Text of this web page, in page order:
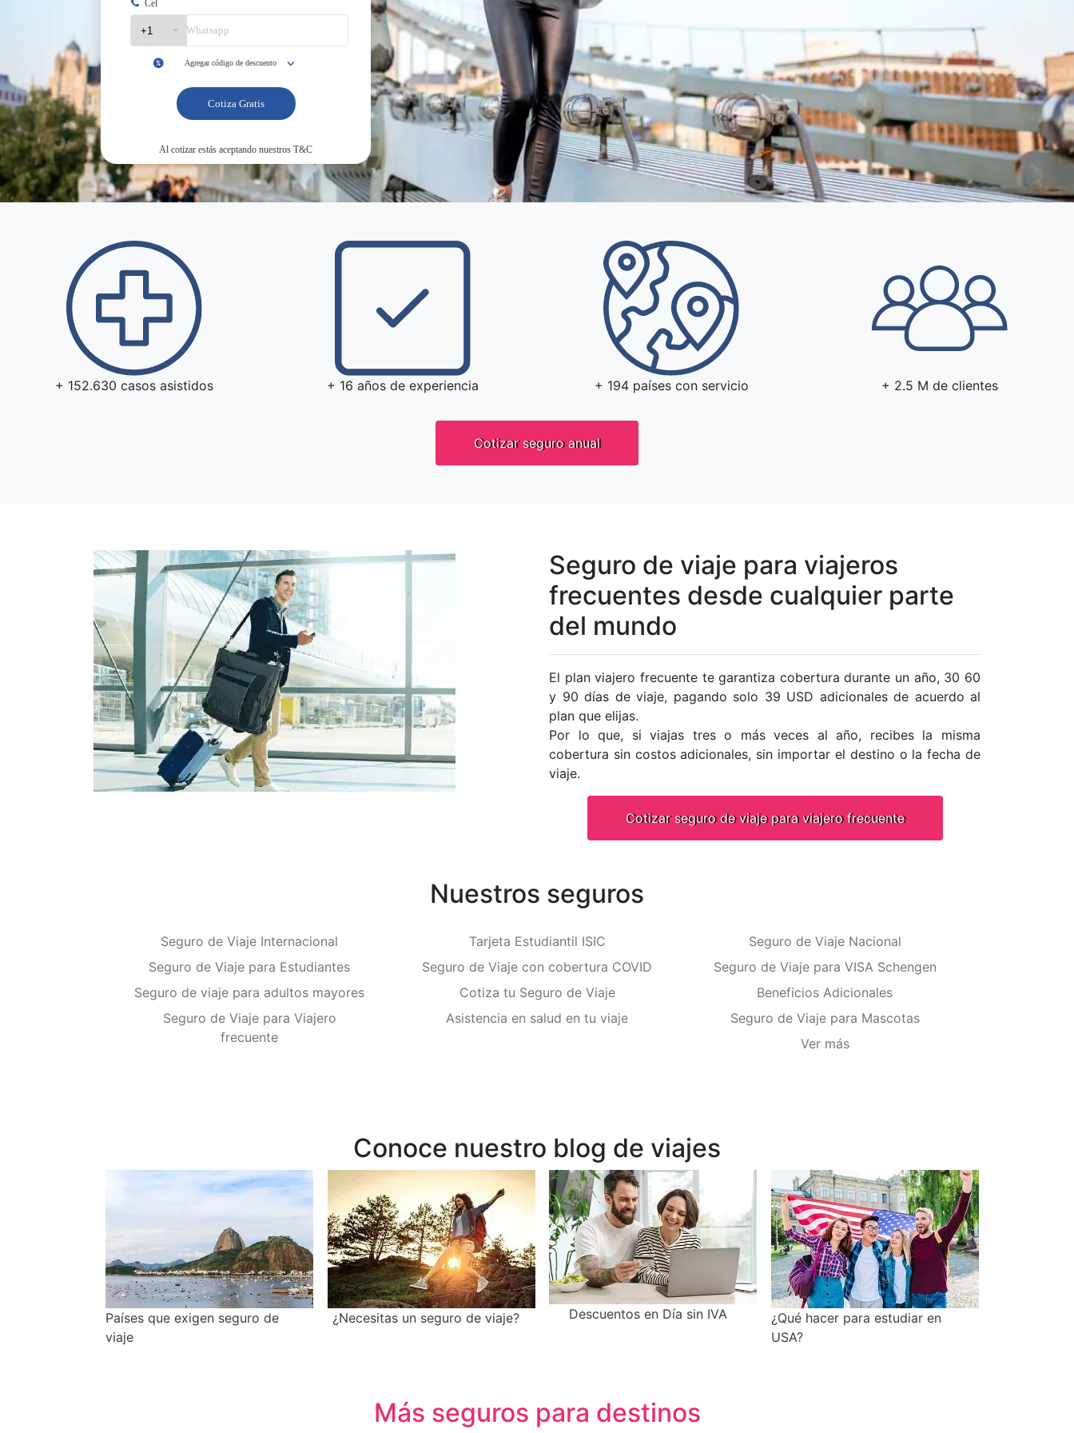
+ 152.630 casos asistidos + 16 años de experiencia + 194 países con servicio + 2.5 M de clientes
Cotizar seguro anual
Seguro de viaje para viajeros
frecuentes desde cualquier parte
del mundo
El plan viajero frecuente te garantiza cobertura durante un año, 30 60
y 90 días de viaje, pagando solo 39 USD adicionales de acuerdo al
plan que elijas.
Por lo que, si viajas tres o más veces al año, recibes la misma
cobertura sin costos adicionales, sin importar el destino o la fecha de
viaje.
Cotizar seguro de viaje para viajero frecuente
Nuestros seguros
Seguro de Viaje Internacional
Seguro de Viaje para Estudiantes
Seguro de viaje para adultos mayores
Seguro de Viaje para Viajero
frecuente
Tarjeta Estudiantil ISIC
Seguro de Viaje con cobertura COVID
Cotiza tu Seguro de Viaje
Asistencia en salud en tu viaje
Seguro de Viaje Nacional
Seguro de Viaje para VISA Schengen
Beneficios Adicionales
Seguro de Viaje para Mascotas
Ver más
Conoce nuestro blog de viajes
Países que exigen seguro de
viaje
¿Necesitas un seguro de viaje? Descuentos en Día sin IVA
¿Qué hacer para estudiar en
USA?
Más seguros para destinos